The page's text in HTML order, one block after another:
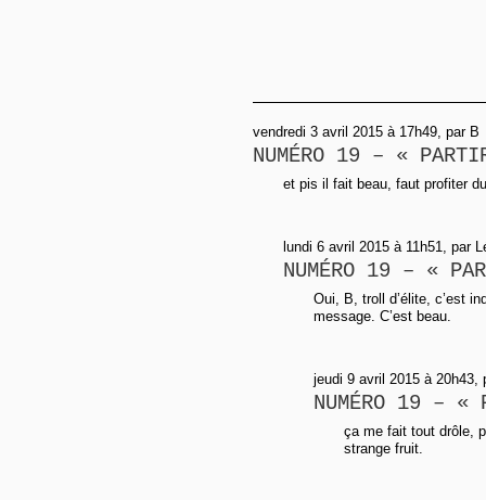
vendredi 3 avril 2015 à 17h49, par B
NUMÉRO 19 – «
et pis il fait beau, faut profiter
lundi 6 avril 2015 à 11h51, par
NUMÉRO 19 – «
Oui, B, troll d’élite, c’est
message. C’est beau.
jeudi 9 avril 2015 à 20h43,
NUMÉRO 19 – «
ça me fait tout drôle,
strange fruit.